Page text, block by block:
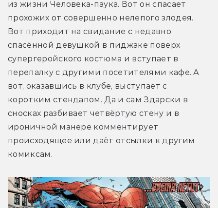
из жизни Человека-паука. Вот он спасает
прохожих от совершенно нелепого злодея.
Вот приходит на свидание с недавно
спасённой девушкой в пиджаке поверх
супергеройского костюма и вступает в
перепалку с другими посетителями кафе. А
вот, оказавшись в клубе, выступает с
коротким стендапом. Да и сам Здарски в
сносках разбивает четвёртую стену и в
ироничной манере комментирует
происходящее или даёт отсылки к другим
комиксам.